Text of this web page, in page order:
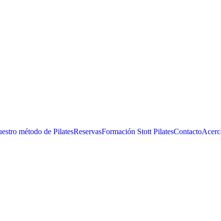
método de PilatesReservasFormación Stott PilatesContacto